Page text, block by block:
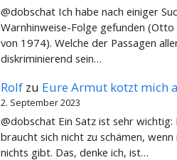
@dobschat Ich habe nach einiger
Warnhinweise-Folge gefunden (Otto
von 1974). Welche der Passagen
diskriminierend sein…
Rolf zu Eure Armut kotzt mich
2. September 2023
@dobschat Ein Satz ist sehr wichtig:
braucht sich nicht zu schämen, wenn
nichts gibt. Das, denke ich, ist…